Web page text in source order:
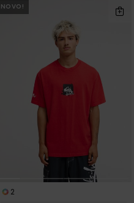
NOVO!
2